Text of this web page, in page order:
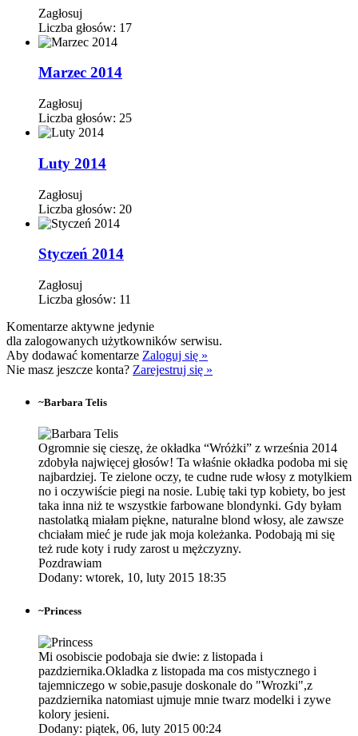
Zagłosuj
Liczba głosów: 17
Marzec 2014
Zagłosuj
Liczba głosów: 25
Luty 2014
Zagłosuj
Liczba głosów: 20
Styczeń 2014
Zagłosuj
Liczba głosów: 11
Komentarze aktywne jedynie
dla zalogowanych użytkowników serwisu.
Aby dodawać komentarze Zaloguj się »
Nie masz jeszcze konta? Zarejestruj się »
~Barbara Telis
Ogromnie się cieszę, że okładka “Wróżki” z września 2014
zdobyła najwięcej głosów! Ta właśnie okładka podoba mi się
najbardziej. Te zielone oczy, te cudne rude włosy z motylkiem
no i oczywiście piegi na nosie. Lubię taki typ kobiety, bo jest
taka inna niż te wszystkie farbowane blondynki. Gdy byłam
nastolatką miałam piękne, naturalne blond włosy, ale zawsze
chciałam mieć je rude jak moja koleżanka. Podobają mi się
też rude koty i rudy zarost u mężczyzny.
Pozdrawiam
Dodany: wtorek, 10, luty 2015 18:35
~Princess
Mi osobiscie podobaja sie dwie: z listopada i
pazdziernika.Okladka z listopada ma cos mistycznego i
tajemniczego w sobie,pasuje doskonale do "Wrozki",z
pazdziernika natomiast ujmuje mnie twarz modelki i zywe
kolory jesieni.
Dodany: piątek, 06, luty 2015 00:24